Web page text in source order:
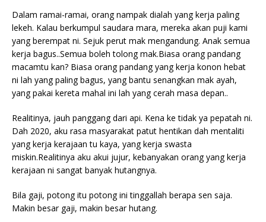
Dalam ramai-ramai, orang nampak dialah yang kerja paling
lekeh. Kalau berkumpul saudara mara, mereka akan puji kami
yang berempat ni. Sejuk perut mak mengandung. Anak semua
kerja bagus..Semua boleh tolong mak.Biasa orang pandang
macamtu kan? Biasa orang pandang yang kerja konon hebat
ni lah yang paling bagus, yang bantu senangkan mak ayah,
yang pakai kereta mahal ini lah yang cerah masa depan..
Realitinya, jauh panggang dari api. Kena ke tidak ya pepatah ni.
Dah 2020, aku rasa masyarakat patut hentikan dah mentaliti
yang kerja kerajaan tu kaya, yang kerja swasta
miskin.Realitinya aku akui jujur, kebanyakan orang yang kerja
kerajaan ni sangat banyak hutangnya.
Bila gaji, potong itu potong ini tinggallah berapa sen saja.
Makin besar gaji, makin besar hutang.